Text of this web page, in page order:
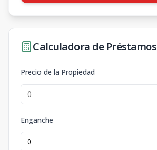
Calculadora de Préstamos
Precio de la Propiedad
Enganche